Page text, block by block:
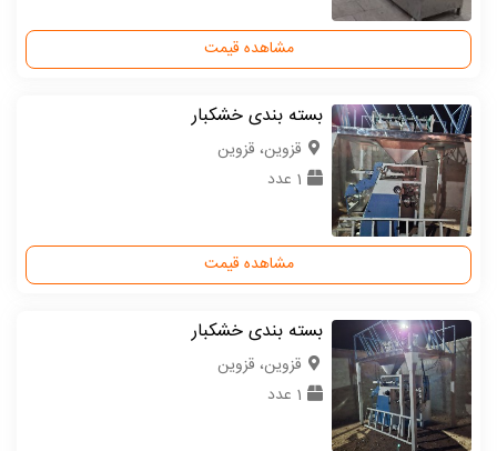
مشاهده قیمت
بسته بندی خشکبار
قزوین، قزوین
1 عدد
مشاهده قیمت
بسته بندی خشکبار
قزوین، قزوین
1 عدد